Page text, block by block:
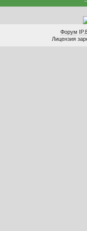
Форум
Лицензия